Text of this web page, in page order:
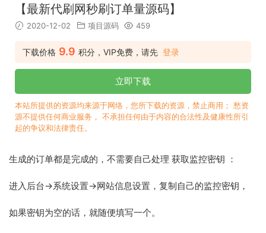
【最新代刷网秒刷订单量源码】
2020-12-02 项目源码 459
下载价格 9.9 积分，VIP免费，请先 登录
立即下载
本站所提供的资源均来源于网络，您所下载的资源，禁止商用； 愁资
源不提供任何商业服务， 不承担任何由于内容的合法性及健康性所引
起的争议和法律责任。
生成的订单都是完成的，不需要自己处理 获取监控密钥 ：
进入后台->系统设置->网站信息设置，复制自己的监控密钥，
如果密钥为空的话，就随便填写一个。